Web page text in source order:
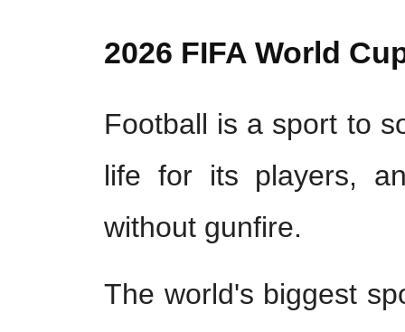
2026 FIFA World
Football is a sport to
life for its players,
without gunfire.
The world's biggest